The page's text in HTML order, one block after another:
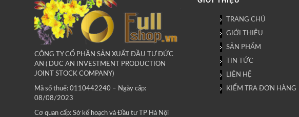
CÔNG TY CỔ PHẦN SẢN XUẤT ĐẦU TƯ ĐỨC
AN ( DUC AN INVESTMENT PRODUCTION
JOINT STOCK COMPANY)
Mã số thuế: 0110442240 – Ngày cấp:
08/08/2023
Cơ quan cấp: Sở kế hoạch và Đầu tư TP Hà Nội
TRANG CHỦ
GIỚI THIỆU
SẢN PHẨM
TIN TỨC
LIÊN HỆ
KIỂM TRA ĐƠN HÀNG